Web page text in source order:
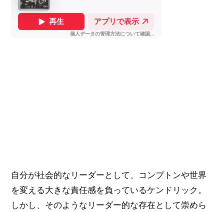
自分が社会的なリーダーとして、コンプトンや世界
を変える大きな責任感を負っているケンドリック。
しかし、そのようなリーダー的な存在として崇めら